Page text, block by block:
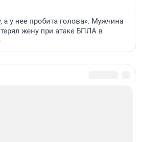
а у нее пробита голова». Мужчина
жену при атаке БПЛА в